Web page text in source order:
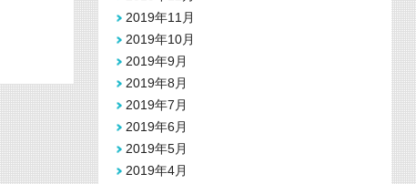
2019年11月
2019年10月
2019年9月
2019年8月
2019年7月
2019年6月
2019年5月
2019年4月